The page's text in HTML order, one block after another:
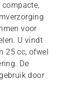
compacte,
voor
U vindt
25 cc, ofwel
De
door